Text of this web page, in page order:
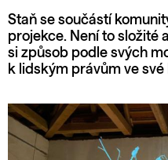
Staň se součástí
projekce. Není to složité
si způsob podle svých
k lidským právům ve své